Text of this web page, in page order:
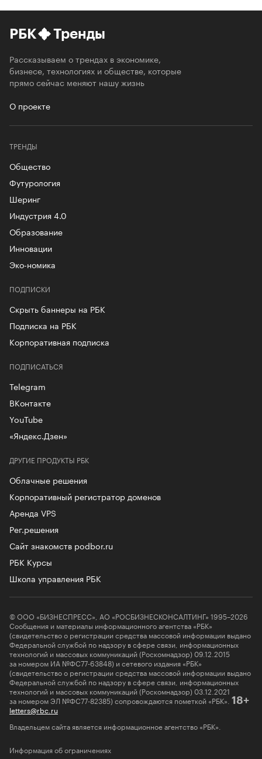
РБК Тренды
Рассказываем о трендах в экономике,
бизнесе, технологиях и обществе, которые
прямо сейчас меняют нашу жизнь
О проекте
ТРЕНДЫ
Общество
Футурология
Шеринг
Индустрия 4.0
Образование
Инновации
Эко-номика
ПОДПИСКИ
Скрыть баннеры на РБК
Подписка на РБК
Корпоративная подписка
ДРУГИЕ ПРОДУКТЫ РБК
Облачные решения
Корпоративный регистратор доменов
Аренда VPS
Рег.решения
Сайт знакомств podbor.ru
РБК Курсы
Школа управления РБК
ПОДПИСАТЬСЯ
Telegram
ВКонтакте
YouTube
«Яндекс.Дзен»
© ООО «БИЗНЕСПРЕСС», АО «РОСБИЗНЕСКОНСАЛТИНГ» 1995–2026
Сообщения и материалы информационного агентства «РБК»
(свидетельство о регистрации средства массовой информации выдано
Федеральной службой по надзору в сфере связи, информационных
технологий и массовых коммуникаций (Роскомнадзор) 09.12.2015
за номером ИА №ФС77-63848) и сетевого издания «РБК»
(свидетельство о регистрации средства массовой информации выдано
Федеральной службой по надзору в сфере связи, информационных
технологий и массовых коммуникаций (Роскомнадзор) 03.12.2021
за номером ЭЛ №ФС77-82385) сопровождаются пометкой «РБК». 18+
letters@rbc.ru
Владельцем сайта является информационное агентство «РБК».
Информация об ограничениях